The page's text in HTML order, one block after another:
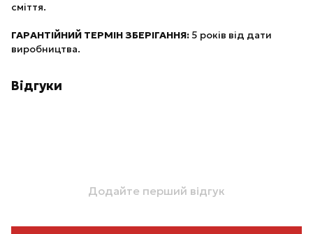
сміття.
ГАРАНТІЙНИЙ ТЕРМІН ЗБЕРІГАННЯ: 5 років від дати
виробництва.
Відгуки
Додайте перший відгук